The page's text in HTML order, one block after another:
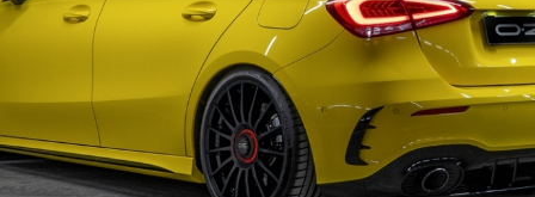
ΣΥΛΛΟΓΗ
IΤΑΛΙΚΗ EΤΑΙΡΕΙΑ
Ο ΚΟΣΜΟΣ ΤΗΣ ΟΖ
ΑΝΤΙΠΡΟΣΩΠΟΙ